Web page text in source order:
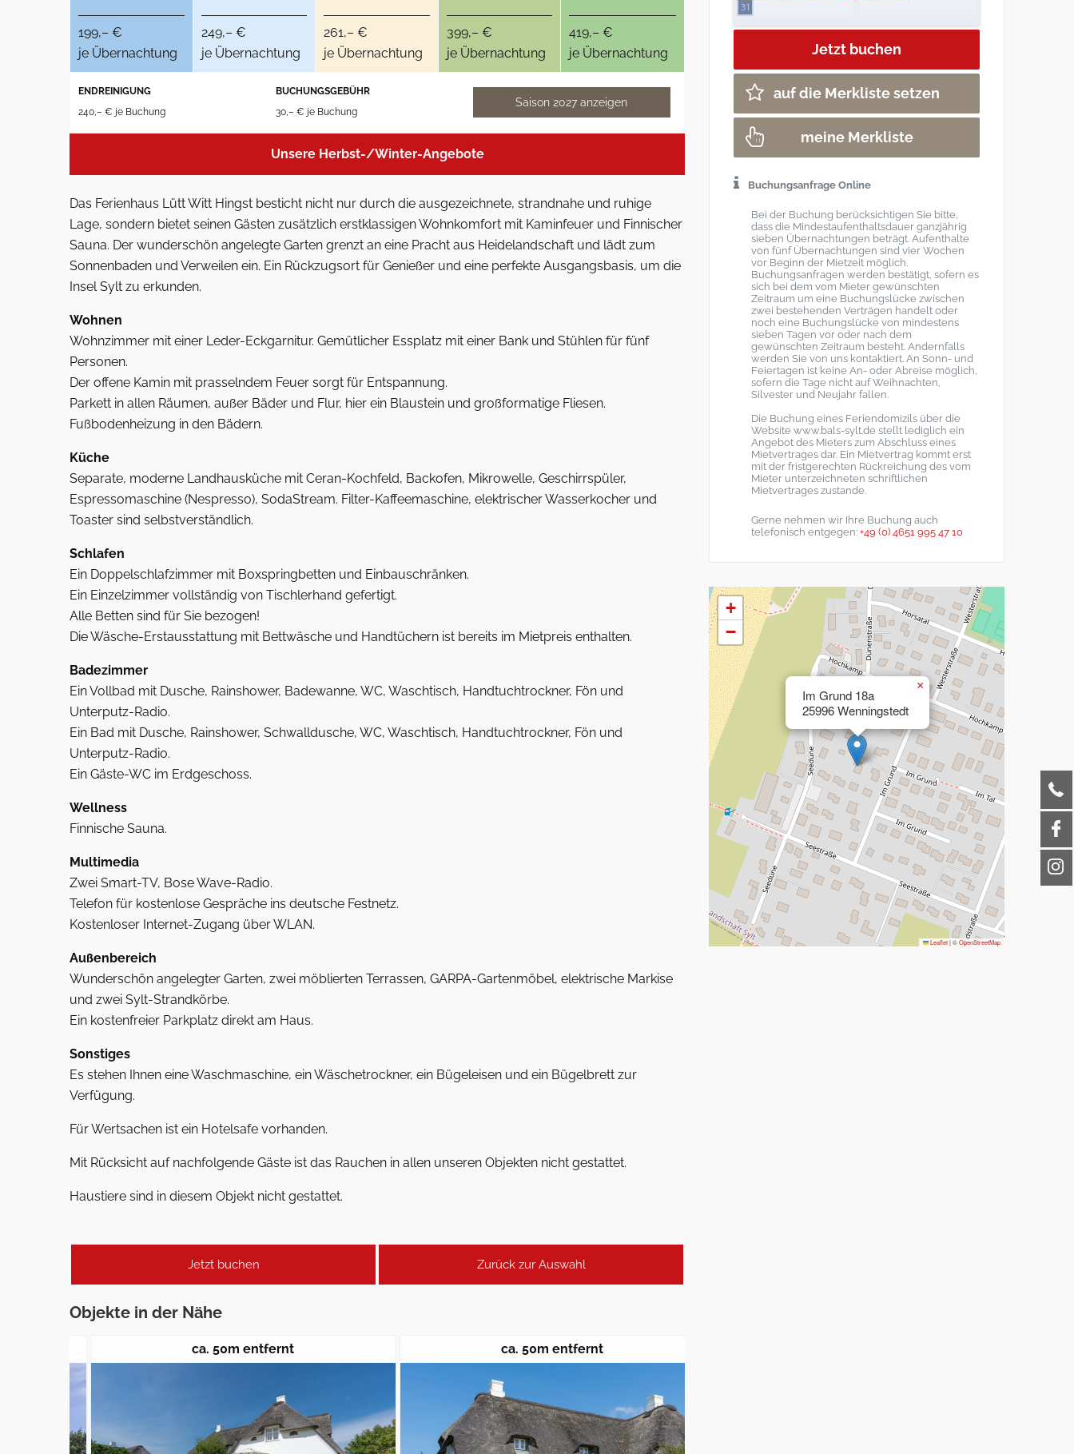
199,– €
je Übernachtung
249,– €
je Übernachtung
261,– €
je Übernachtung
399,– €
je Übernachtung
419,– €
je Übernachtung
ENDREINIGUNG
240,– € je Buchung
BUCHUNGSGEBÜHR
30,– € je Buchung
Saison 2027 anzeigen
Unsere Herbst-/Winter-Angebote
Das Ferienhaus Lütt Witt Hingst besticht nicht nur durch die ausgezeichnete, strandnahe und ruhige
Lage, sondern bietet seinen Gästen zusätzlich erstklassigen Wohnkomfort mit Kaminfeuer und Finnischer
Sauna. Der wunderschön angelegte Garten grenzt an eine Pracht aus Heidelandschaft und lädt zum
Sonnenbaden und Verweilen ein. Ein Rückzugsort für Genießer und eine perfekte Ausgangsbasis, um die
Insel Sylt zu erkunden.
Wohnen
Wohnzimmer mit einer Leder-Eckgarnitur. Gemütlicher Essplatz mit einer Bank und Stühlen für fünf
Personen.
Der offene Kamin mit prasselndem Feuer sorgt für Entspannung.
Parkett in allen Räumen, außer Bäder und Flur, hier ein Blaustein und großformatige Fliesen.
Fußbodenheizung in den Bädern.
Küche
Separate, moderne Landhausküche mit Ceran-Kochfeld, Backofen, Mikrowelle, Geschirrspüler,
Espressomaschine (Nespresso), SodaStream. Filter-Kaffeemaschine, elektrischer Wasserkocher und
Toaster sind selbstverständlich.
Schlafen
Ein Doppelschlafzimmer mit Boxspringbetten und Einbauschränken.
Ein Einzelzimmer vollständig von Tischlerhand gefertigt.
Alle Betten sind für Sie bezogen!
Die Wäsche-Erstausstattung mit Bettwäsche und Handtüchern ist bereits im Mietpreis enthalten.
Badezimmer
Ein Vollbad mit Dusche, Rainshower, Badewanne, WC, Waschtisch, Handtuchtrockner, Fön und
Unterputz-Radio.
Ein Bad mit Dusche, Rainshower, Schwalldusche, WC, Waschtisch, Handtuchtrockner, Fön und
Unterputz-Radio.
Ein Gäste-WC im Erdgeschoss.
Wellness
Finnische Sauna.
Multimedia
Zwei Smart-TV, Bose Wave-Radio.
Telefon für kostenlose Gespräche ins deutsche Festnetz.
Kostenloser Internet-Zugang über WLAN.
Außenbereich
Wunderschön angelegter Garten, zwei möblierten Terrassen, GARPA-Gartenmöbel, elektrische Markise
und zwei Sylt-Strandkörbe.
Ein kostenfreier Parkplatz direkt am Haus.
Sonstiges
Es stehen Ihnen eine Waschmaschine, ein Wäschetrockner, ein Bügeleisen und ein Bügelbrett zur
Verfügung.
Für Wertsachen ist ein Hotelsafe vorhanden.
Mit Rücksicht auf nachfolgende Gäste ist das Rauchen in allen unseren Objekten nicht gestattet.
Haustiere sind in diesem Objekt nicht gestattet.
Jetzt buchen Zurück zur Auswahl
Objekte in der Nähe
ca. 50m entfernt ca. 50m entfernt
31
auf die Merkliste setzen
meine Merkliste
Buchungsanfrage Online
Bei der Buchung berücksichtigen Sie bitte,
dass die Mindestaufenthaltsdauer ganzjährig
sieben Übernachtungen beträgt. Aufenthalte
von fünf Übernachtungen sind vier Wochen
vor Beginn der Mietzeit möglich.
Buchungsanfragen werden bestätigt, sofern es
sich bei dem vom Mieter gewünschten
Zeitraum um eine Buchungslücke zwischen
zwei bestehenden Verträgen handelt oder
noch eine Buchungslücke von mindestens
sieben Tagen vor oder nach dem
gewünschten Zeitraum besteht. Andernfalls
werden Sie von uns kontaktiert. An Sonn- und
Feiertagen ist keine An- oder Abreise möglich,
sofern die Tage nicht auf Weihnachten,
Silvester und Neujahr fallen.
Die Buchung eines Feriendomizils über die
Website www.bals-sylt.de stellt lediglich ein
Angebot des Mieters zum Abschluss eines
Mietvertrages dar. Ein Mietvertrag kommt erst
mit der fristgerechten Rückreichung des vom
Mieter unterzeichneten schriftlichen
Mietvertrages zustande.
Gerne nehmen wir Ihre Buchung auch
telefonisch entgegen: +49 (0) 4651 995 47 10
Im Grund 18a
25996 Wenningstedt
×
+
−
Leaflet|©OpenStreetMap